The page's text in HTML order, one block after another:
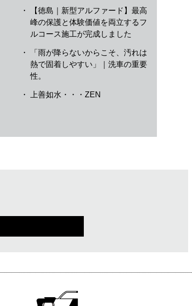
・
【徳島｜新型アルファード】最高
峰の保護と体験価値を両立するフ
ルコース施工が完成しました
・
「雨が降らないからこそ、汚れは
熱で固着しやすい」｜洗車の重要
性。
・ 上善如水・・・ZEN